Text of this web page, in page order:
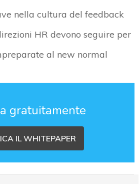
nella cultura del feedback
HR devono seguire per
al new normal
gratuitamente
IL WHITEPAPER